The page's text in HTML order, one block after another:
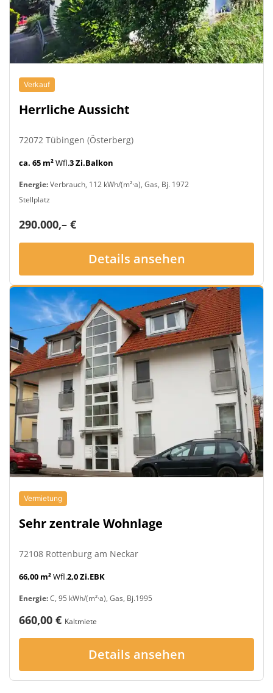
Verkauf
Herrliche Aussicht
72072 Tübingen (Österberg)
ca. 65 m²Wfl.3 Zi.Balkon
Energie:Verbrauch, 112 kWh/(m²·a), Gas, Bj. 1972
Stellplatz
290.000,– €
Details ansehen
Vermietung
Sehr zentrale Wohnlage
72108 Rottenburg am Neckar
66,00 m²Wfl.2,0 Zi.EBK
Energie:C, 95 kWh/(m²·a), Gas, Bj.1995
660,00 € Kaltmiete
Details ansehen